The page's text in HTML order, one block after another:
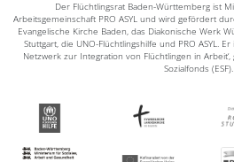
Der Flüchtlingsrat Baden-Württemberg ist
Arbeitsgemeinschaft PRO ASYL und wird gefördert
Evangelische Kirche Baden, das Diakonische Werk
Stuttgart, die UNO-Flüchtlingshilfe und PRO ASYL.
Netzwerk zur Integration von Flüchtlingen in
Sozialfonds (ESF).